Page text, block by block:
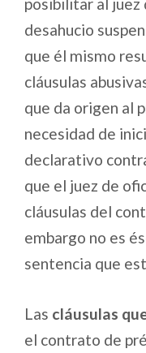
desahucio
que él mismo
cláusulas
que da origen al
necesidad de
declarativo
que el juez de
cláusulas del
embargo no es
sentencia que
Las cláusulas
el contrato de